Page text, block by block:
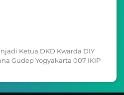
Ketua DKD Kwarda DIY
Gudep Yogyakarta 007 IKIP